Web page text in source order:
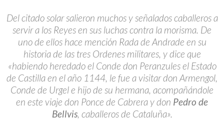
Del citado solar salieron muchos y señalados caballeros a
servir a los Reyes en sus luchas contra la morisma. De
uno de ellos hace mención Rada de Andrade en su
historia de las tres Ordenes militares, y dice que
«habiendo heredado el Conde don Peranzules el Estado
de Castilla en el año 1144, le fue a visitar don Armengol,
Conde de Urgel e hijo de su hermana, acompañándole
en este viaje don Ponce de Cabrera y don Pedro de
Bellvis, caballeros de Cataluña».